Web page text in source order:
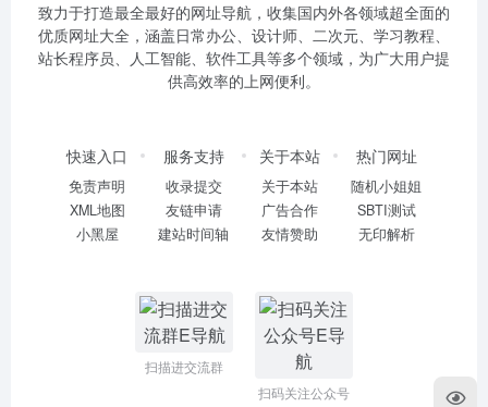
致力于打造最全最好的网址导航，收集国内外各领域超全面的
优质网址大全，涵盖日常办公、设计师、二次元、学习教程、
站长程序员、人工智能、软件工具等多个领域，为广大用户提
供高效率的上网便利。
快速入口
免责声明
XML地图
小黑屋
服务支持
收录提交
友链申请
建站时间轴
关于本站
关于本站
广告合作
友情赞助
热门网址
随机小姐姐
SBTI测试
无印解析
扫描进交流群
扫码关注公众号